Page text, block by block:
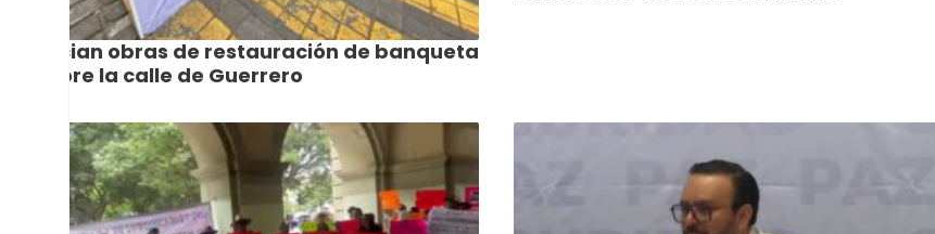
Inician obras de restauración de banqueta
sobre la calle de Guerrero